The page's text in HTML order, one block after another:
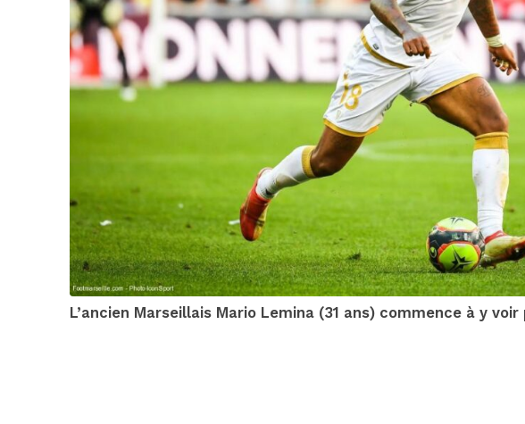
L’ancien Marseillais Mario Lemina (31 ans) commence à y